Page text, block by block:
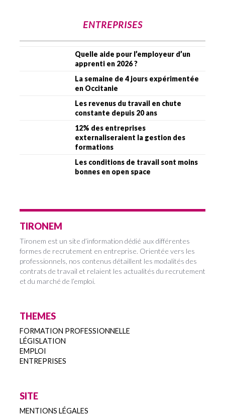
ENTREPRISES
Quelle aide pour l’employeur d’un
apprenti en 2026 ?
La semaine de 4 jours expérimentée
en Occitanie
Les revenus du travail en chute
constante depuis 20 ans
12% des entreprises
externaliseraient la gestion des
formations
Les conditions de travail sont moins
bonnes en open space
TIRONEM
Tironem est un site d’information dédié aux différentes
formes de recrutement en entreprise. Orientée vers les
professionnels, nos contenus détaillent les modalités des
contrats de travail et relaient les actualités du recrutement
et du marché de l’emploi.
THEMES
FORMATION PROFESSIONNELLE
LÉGISLATION
EMPLOI
ENTREPRISES
SITE
MENTIONS LÉGALES